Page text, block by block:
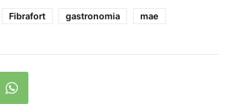
Fibrafort gastronomia mae